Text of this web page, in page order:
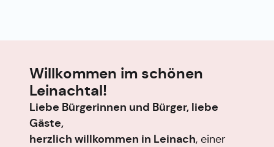
Willkommen im schönen
Leinachtal!
Liebe Bürgerinnen und Bürger, liebe
Gäste,
herzlich willkommen in Leinach, einer